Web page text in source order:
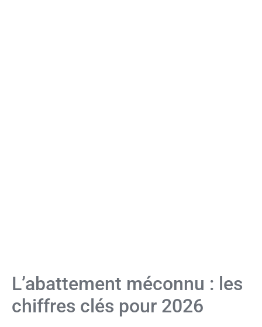
L’abattement méconnu : les
chiffres clés pour 2026